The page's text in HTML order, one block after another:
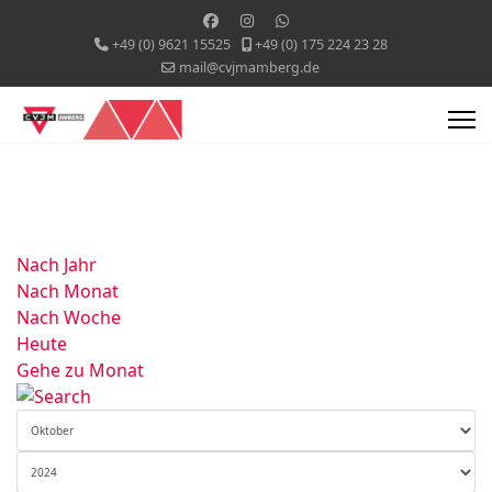
+49 (0) 9621 15525
+49 (0) 175 224 23 28
mail@cvjmamberg.de
Nach Jahr
Nach Monat
Nach Woche
Heute
Gehe zu Monat